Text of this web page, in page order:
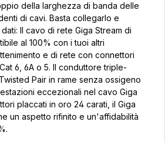
della larghezza di banda delle
di cavi. Basta collegarlo e
Il cavo di rete Giga Stream di
al 100% con i tuoi altri
e di rete con connettori
6, 6A o 5. Il conduttore triple-
Pair in rame senza ossigeno
eccezionali nel cavo Giga
placcati in oro 24 carati, il Giga
un aspetto rifinito e un'affidabilità